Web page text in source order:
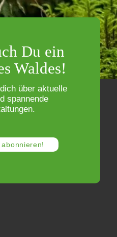
Du ein
Waldes!
über aktuelle
spannende